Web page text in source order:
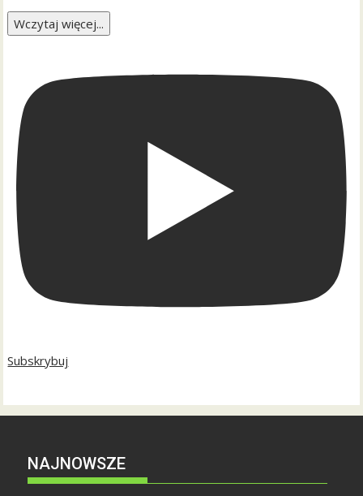
Wczytaj więcej...
Subskrybuj
NAJNOWSZE